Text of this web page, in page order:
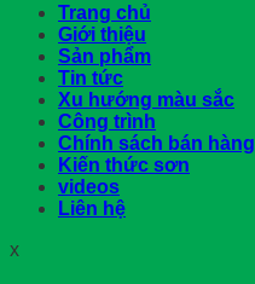
Trang chủ
Giới thiệu
Sản phẩm
Tin tức
Xu hướng màu sắc
Công trình
Chính sách bán hàng
Kiến thức sơn
videos
Liên hệ
x